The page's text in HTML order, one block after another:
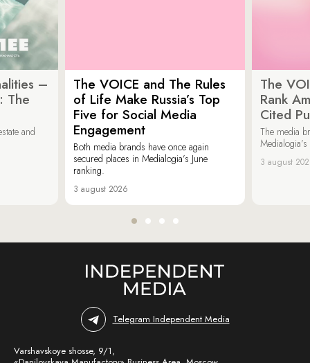
–
The
and
The VOICE and The Rules
of Life Make Russia’s Top
Five for Social Media
Engagement
Both media brands have once again
secured places in Medialogia’s June
ranking.
3 august 2026
The
Rank
Cited
The media
3 august
Telegram Independent Media
Varshavskoye shosse, 9/1,